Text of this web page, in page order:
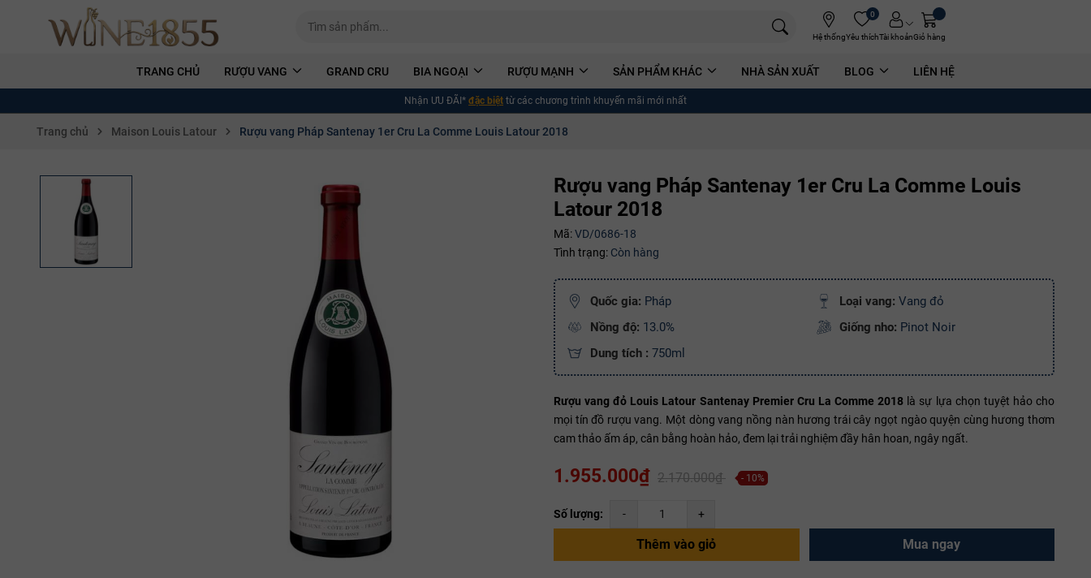
Hệ thống
0
Yêu thíchTài khoảnGiỏ hàng
TRANG CHỦ RƯỢU VANG GRAND CRU BIA NGOẠI RƯỢU MẠNH SẢN PHẨM KHÁC NHÀ SẢN XUẤT BLOG LIÊN HỆ
Nhận ƯU ĐÃI* đặc biệt từ các chương trình khuyến mãi mới nhất
Trang chủ Maison Louis Latour Rượu vang Pháp Santenay 1er Cru La Comme Louis Latour 2018
Rượu vang Pháp Santenay 1er Cru La Comme Louis
Latour 2018
Mã:VD/0686-18
Tình trạng: Còn hàng
Quốc gia: Pháp Loại vang: Vang đỏ
Nồng độ: 13.0% Giống nho: Pinot Noir
Dung tích : 750ml
Rượu vang đỏ Louis Latour Santenay Premier Cru La Comme 2018 là sự lựa chọn tuyệt hảo cho
mọi tín đồ rượu vang. Một dòng vang nồng nàn hương trái cây ngọt ngào quyện cùng hương thơm
cam thảo ấm áp, cân bằng hoàn hảo, đem lại trải nghiệm đầy hân hoan, ngây ngất.
1.955.000₫ 2.170.000₫ - 10%
Số lượng: - +
Thêm vào giỏ Mua ngay
THANH TOÁN bạn nhé!